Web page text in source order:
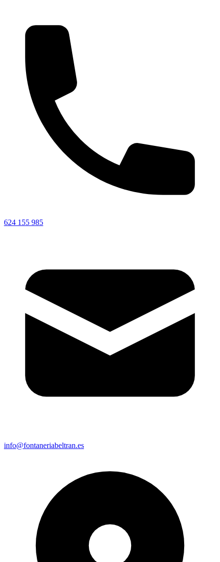
624 155 985
info@fontaneriabeltran.es